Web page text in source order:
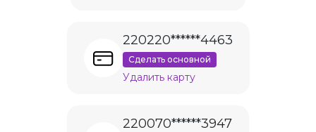
220220******4463
Сделать основной
Удалить карту
220070******3947